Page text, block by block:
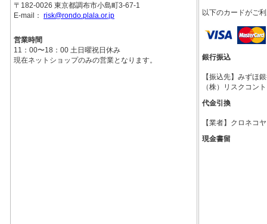
〒182-0026 東京都調布市小島町3-67-1
E-mail： risk@rondo.plala.or.jp
営業時間
11：00〜18：00 土日曜祝日休み
現在ネットショップのみの営業となります。
以下のカードがご
銀行振込
【振込先】みずほ
（株）リスクコン
代金引換
【業者】クロネコ
現金書留